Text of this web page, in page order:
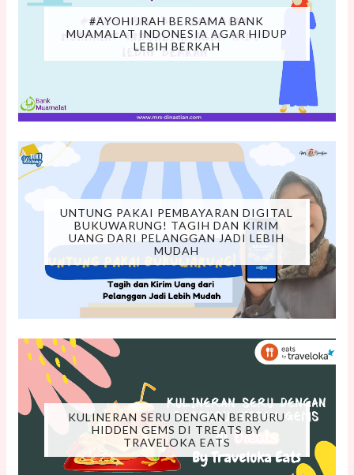
#AYOHIJRAH BERSAMA BANK
MUAMALAT INDONESIA AGAR HIDUP
LEBIH BERKAH
UNTUNG PAKAI PEMBAYARAN DIGITAL
BUKUWARUNG! TAGIH DAN KIRIM
UANG DARI PELANGGAN JADI LEBIH
MUDAH
KULINERAN SERU DENGAN BERBURU
HIDDEN GEMS DI TREATS BY
TRAVELOKA EATS